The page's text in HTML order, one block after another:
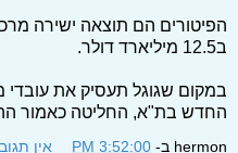
הפיטורים הם תוצאה ישירה
ב12.5 מיליארד דולר.
במקום שגוגל תעסיק את עובדי
החדש בת"א, החליטה כאמור
hermon ב- 3:52:00 PM אין